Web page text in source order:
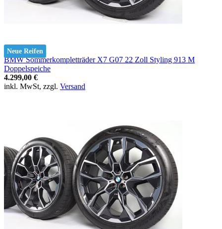
Neue Reifen
BMW Sommerkompletträder X7 G07 22 Zoll Styling 913 M
Doppelspeiche
4.299,00 €
inkl. MwSt, zzgl. Versand